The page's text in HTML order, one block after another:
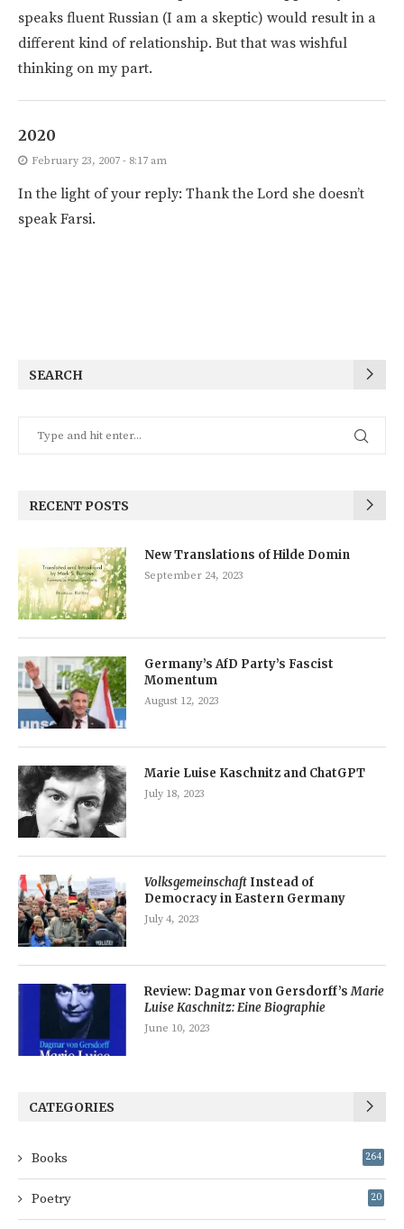
speaks fluent Russian (I am a skeptic) would result in a
different kind of relationship. But that was wishful
thinking on my part.
2020
February 23, 2007 - 8:17 am
In the light of your reply: Thank the Lord she doesn’t
speak Farsi.
SEARCH
RECENT POSTS
New Translations of Hilde Domin
September 24, 2023
Germany’s AfD Party’s Fascist
Momentum
August 12, 2023
Marie Luise Kaschnitz and ChatGPT
July 18, 2023
Volksgemeinschaft Instead of
Democracy in Eastern Germany
July 4, 2023
Review: Dagmar von Gersdorff’sMarie
Luise Kaschnitz: Eine Biographie
June 10, 2023
CATEGORIES
Books 264
Poetry 20